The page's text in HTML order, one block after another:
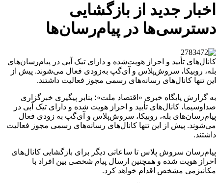
اخبار جدید از بازگشایی
دسترسی‌ها در پیام‌رسان‌ها
کانال‌های تأیید و احراز هویت‌شده و دارای تیک آبی در پیام‌رسان‌های
بله، روبیکا، سروش‌پلاس و آی‌گپ به‌زودی فعال می‌شوند. پیش از
این تنها کانال‌های رسانه‌های رسمی مجوز فعالیت داشتند.
به گزارش پایگاه خبری «اقتصاد ملت»؛ بنابر پیگیری خبرگزاری
صداوسیما، کانال‌های تأیید و احراز هویت‌ شده و دارای تیک آبی در
پیام‌رسان‌های بله، روبیکا، سروش‌پلاس و آی‌گپ به‌ زودی فعال
می‌شوند. پیش از این تنها کانال‌های رسانه‌های رسمی مجوز فعالیت
داشتند.
پیام‌رسان سروش پلاس تا ساعاتی دیگر برای بازگشایی کانال‌های
احراز هویت شده و همچنین ارسال پیام شخصی بین افراد با
مکانیزمی مشخص اقدام خواهد کرد.